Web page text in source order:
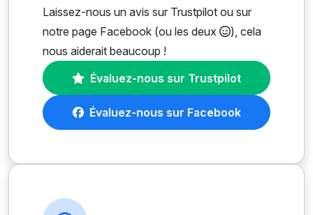
Laissez-nous un avis sur Trustpilot ou sur
notre page Facebook (ou les deux
), cela
nous aiderait beaucoup !
Évaluez-nous sur Trustpilot
Évaluez-nous sur Facebook